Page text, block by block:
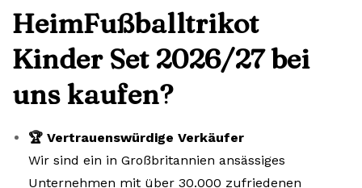
HeimFußballtrikot
Kinder Set 2026/27 bei
uns kaufen?
🏆 Vertrauenswürdige Verkäufer
Wir sind ein in Großbritannien ansässiges
Unternehmen mit über 30.000 zufriedenen